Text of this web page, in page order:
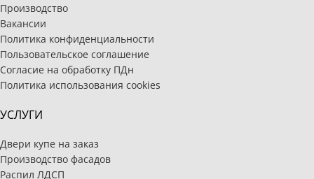
Производство
Вакансии
Политика конфиденциальности
Пользовательское соглашение
Согласие на обработку ПДн
Политика использования cookies
УСЛУГИ
Двери купе на заказ
Производство фасадов
Распил ЛДСП